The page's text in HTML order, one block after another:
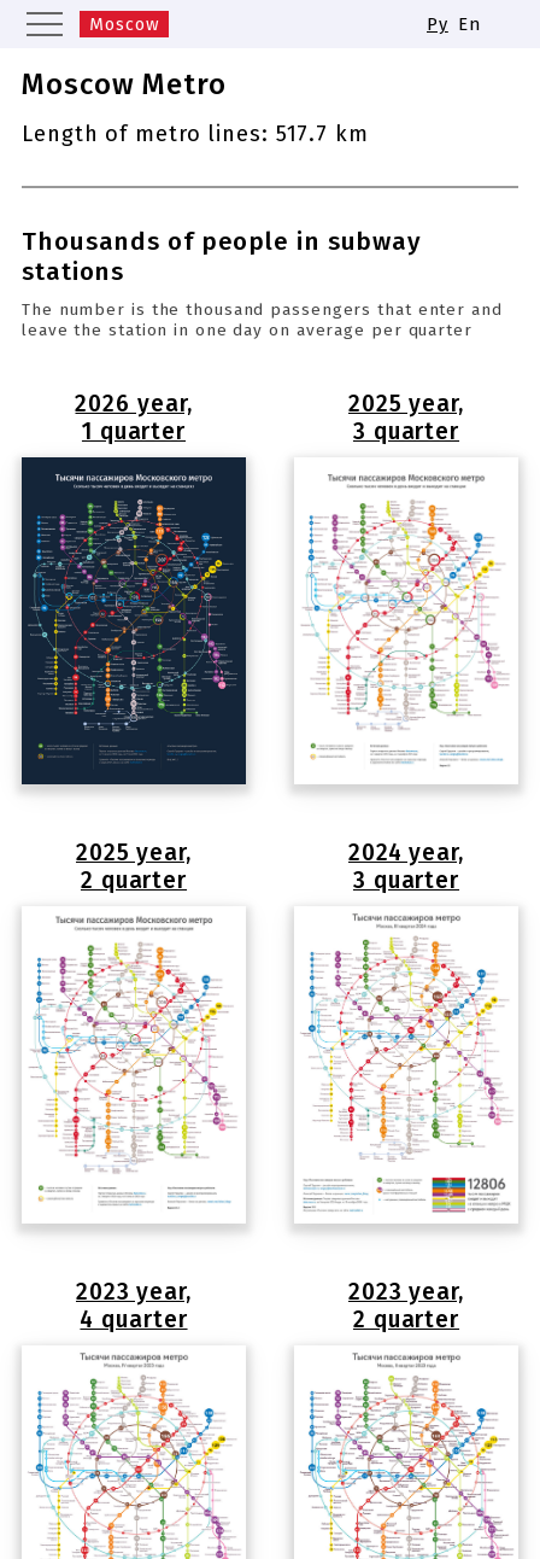
Moscow
Kazan
Nizhny Novgorod
Novosibirsk
Samara
Ру En
Moscow Metro
Length of metro lines: 517.7 km
Thousands of people in subway
stations
The number is the thousand passengers that enter and
leave the station in one day on average per quarter
2026 year,
1 quarter
2025 year,
3 quarter
2025 year,
2 quarter
2024 year,
3 quarter
2023 year,
4 quarter
2023 year,
2 quarter